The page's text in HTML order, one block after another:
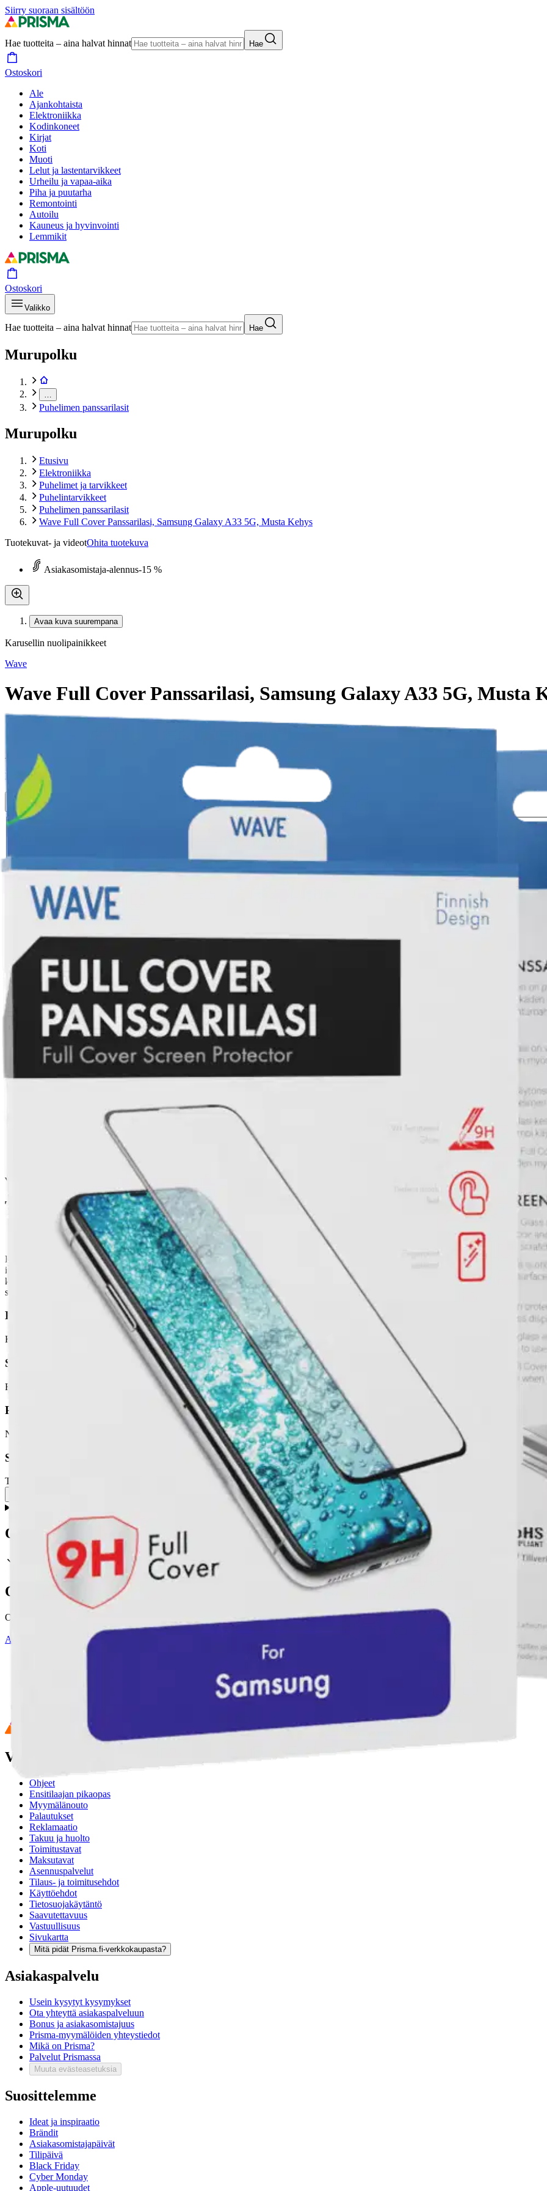
Siirry suoraan sisältöön
Hae tuotteita – aina halvat hinnat Hae
Ostoskori
Ale
Ajankohtaista
Elektroniikka
Kodinkoneet
Kirjat
Koti
Muoti
Lelut ja lastentarvikkeet
Urheilu ja vapaa-aika
Piha ja puutarha
Remontointi
Autoilu
Kauneus ja hyvinvointi
Lemmikit
Ostoskori
Valikko
Hae tuotteita – aina halvat hinnat Hae
Murupolku
Puhelimen panssarilasit
Murupolku
Etusivu
Elektroniikka
Puhelimet ja tarvikkeet
Puhelintarvikkeet
Puhelimen panssarilasit
Wave Full Cover Panssarilasi, Samsung Galaxy A33 5G, Musta Kehys
Tuotekuvat- ja videotOhita tuotekuva
Asiakasomistaja-alennus-15 %
Avaa kuva suurempana
Karusellin nuolipainikkeet
Wave
Wave Full Cover Panssarilasi, Samsung Galaxy A33 5G, Musta
Asiakasomistajahinta
Hinta ilman S-Etukorttia:
Verkkokaupan hinta
Valitse toimitustapa
Ilmainen toimitus yli 100 €:n tilauksille Postin pakettiautomaattiin tai
Etu ei koske Suuri‑lisäpalvelulla toimitettavia tuotteita.
Tarkista myymäläsaatavuus
Avainominaisuudet
Täydellinen kansi takaa maksimaalisen suojan
Karkaistua lasia, jonka kovuus on 9H ja joka kestää iskuja ja naarmuja
Sormenjälkiä ja rasvaa hylkivä pinnoite
Suunniteltu käytettäväksi kotelon kanssa lisäturvallisuuden lisäämiseksi
Sisältää puhdistustyökalun helppoa asennusta varten
Tuotekuvaus
BatPower Oy:n Wave-näytönsuoja tarjoaa täydellisen kattavuuden ja luotettavan suojan matkapuhelimellesi. Se on valmistettu
isku- että naarmuuntumissuojan sekä kestää sormenjälkiä. Musta kehys täydentää laitettasi ja tarjoaa saumattoman istuvuuden, joka on
käytettäväksi kotelon kanssa, joten se on ihanteellinen valinta niille, jotka etsivät lisäturvaa tinkimättä tyylistä. Pakkaukseen sisältyy
standardien mukainen Wave-näytönsuoja yhdistää kestävyyden ja ympäristövastuullisuuden, joten se on käytännöllinen lisä puhelimen
Kestävä suojaus
Karkaistua lasia oleva materiaali takaa paremman kestävyyden, suojaa laitettasi iskuilta ja naarmuilta ja takaa samalla pitkäkestoisen
Sormenjäljen kestävä
Rasvaa hylkivä ja sormenjälkiä kestävä pinnoite takaa selkeän näkymän näyttöön, joten voit nauttia sen selkeydestä ilman tahrojen
Puhdas asennus
Näytönsuojan mukana tulevan puhdistustyökalun avulla laitteesi pinta on helppo valmistella ennen asennusta, mikä takaa sileän ja
Saumaton muotoilu
Tyylikkään mustan kehyksensä ansiosta Wave-näytönsuoja tarjoaa saumattoman ulkoasun, joka parantaa puhelimesi esteettistä ilmettä
Ominaisuudet
Oletko tyytyväinen tuotetietoihin?
Ovatko tuotetiedot riittävät? Jos tuotetiedoissa on puutteita tai niitä voisi muuten parantaa, anna palautetta.
Anna palautetta Avautuu uuteen välilehteen
Verkkokauppa
Ohjeet
Ensitilaajan pikaopas
Myymälänouto
Palautukset
Reklamaatio
Takuu ja huolto
Toimitustavat
Maksutavat
Asennuspalvelut
Tilaus- ja toimitusehdot
Käyttöehdot
Tietosuojakäytäntö
Saavutettavuus
Vastuullisuus
Sivukartta
Mitä pidät Prisma.fi-verkkokaupasta?
Asiakaspalvelu
Usein kysytyt kysymykset
Ota yhteyttä asiakaspalveluun
Bonus ja asiakasomistajuus
Prisma-myymälöiden yhteystiedot
Mikä on Prisma?
Palvelut Prismassa
Muuta evästeasetuksia
Suosittelemme
Ideat ja inspiraatio
Brändit
Asiakasomistajapäivät
Tilipäivä
Black Friday
Cyber Monday
Apple-uutuudet